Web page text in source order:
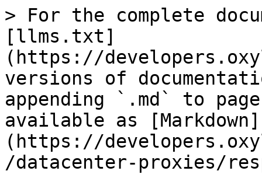
> For the complete
[llms.txt]
(https://
versions of
appending `.md` to
available as [Markdown]
(https://
/datacenter-proxies/